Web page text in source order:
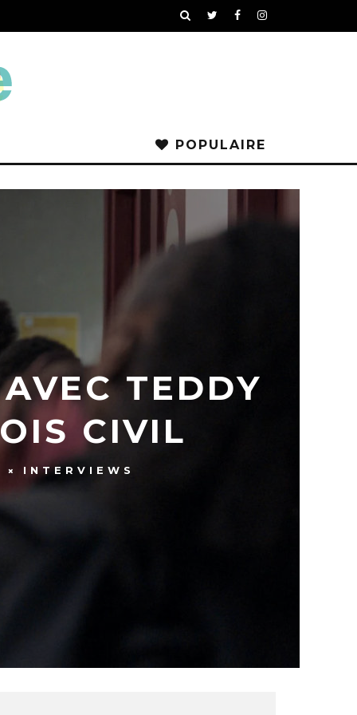
POPULAIRE
TEDDY
CIVIL
INTERVIEWS